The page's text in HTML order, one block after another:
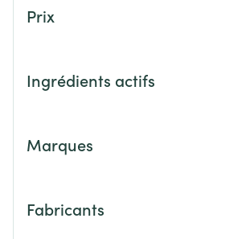
Prix
Ingrédients actifs
Marques
Fabricants